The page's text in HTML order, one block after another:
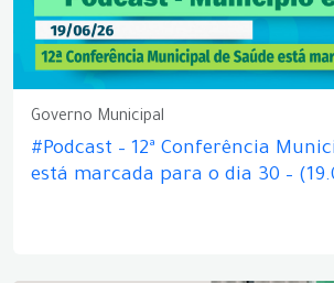
Governo Municipal
#Podcast – 12ª Conferência
está marcada para o dia 30 –